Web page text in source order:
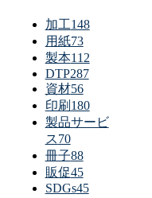
加工148
用紙73
製本112
DTP287
資材56
印刷 180
製品サービ
ス70
冊子88
販促45
SDGs45